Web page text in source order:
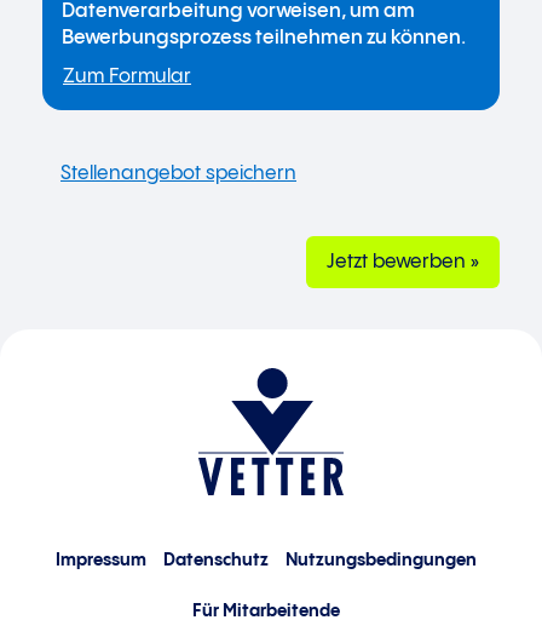
Datenverarbeitung vorweisen, um am
Bewerbungsprozess teilnehmen zu können.
Zum Formular
Jetzt bewerben »
Impressum Datenschutz Nutzungsbedingungen
Für Mitarbeitende